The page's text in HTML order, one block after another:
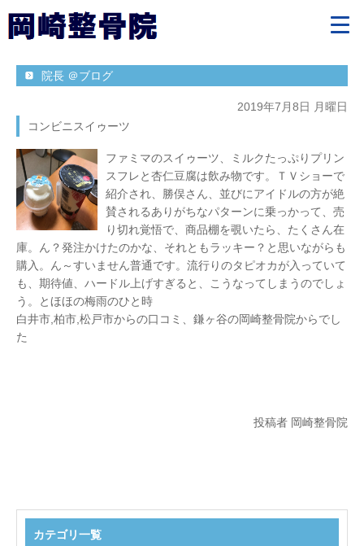
院長 ＠ブログ
2019年7月8日 月曜日
コンビニスイゥーツ
ファミマのスイゥーツ、ミルクたっぷりプリン
スフレと杏仁豆腐は飲み物です。ＴＶショーで
紹介され、勝俣さん、並びにアイドルの方が絶
賛されるありがちなパターンに乗っかって、売
り切れ覚悟で、商品棚を覗いたら、たくさん在
庫。ん？発注かけたのかな、それともラッキー？と思いながらも
購入。ん～すいません普通です。流行りのタピオカが入っていて
も、期待値、ハードル上げすぎると、こうなってしまうのでしょ
う。とほほの梅雨のひと時
白井市,柏市,松戸市からの口コミ、鎌ヶ谷の岡崎整骨院からでし
た
投稿者 岡崎整骨院
カテゴリ一覧